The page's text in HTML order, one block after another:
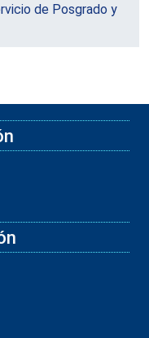
de Posgrado y